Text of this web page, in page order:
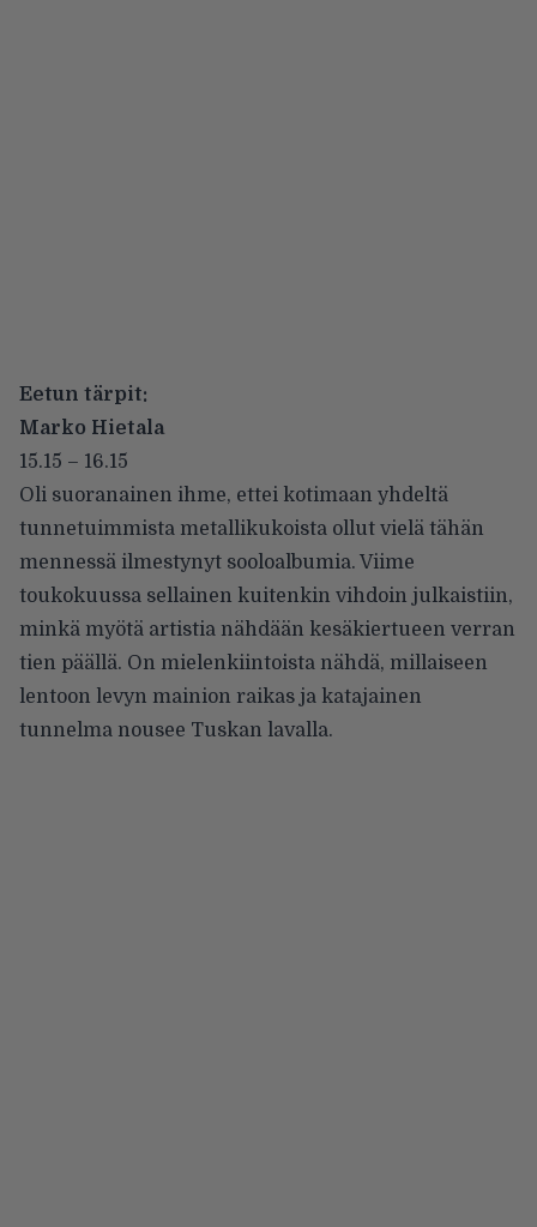
Eetun tärpit:
Marko Hietala
15.15 – 16.15
Oli suoranainen ihme, ettei kotimaan yhdeltä
tunnetuimmista metallikukoista ollut vielä tähän
mennessä ilmestynyt sooloalbumia. Viime
toukokuussa sellainen kuitenkin vihdoin julkaistiin,
minkä myötä artistia nähdään kesäkiertueen verran
tien päällä. On mielenkiintoista nähdä, millaiseen
lentoon levyn mainion raikas ja katajainen
tunnelma nousee Tuskan lavalla.